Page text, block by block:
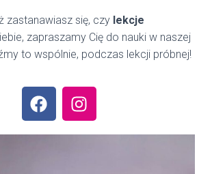
zastanawiasz się, czy lekcje
zapraszamy Cię do nauki w naszej
to wspólnie, podczas lekcji próbnej!